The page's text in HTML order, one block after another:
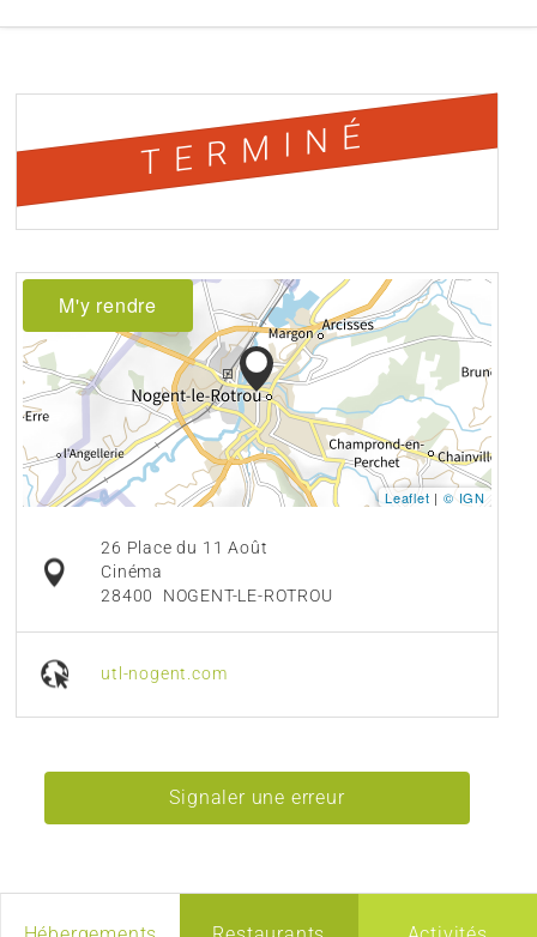
TERMINÉ
M'y rendre
Leaflet | © IGN
26 Place du 11 Août
Cinéma
28400
NOGENT-LE-ROTROU
utl-nogent.com
Signaler une erreur